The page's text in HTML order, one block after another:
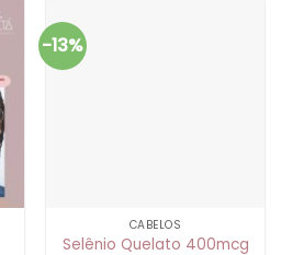
-13%
CABELOS
Selênio Quelato 400mcg